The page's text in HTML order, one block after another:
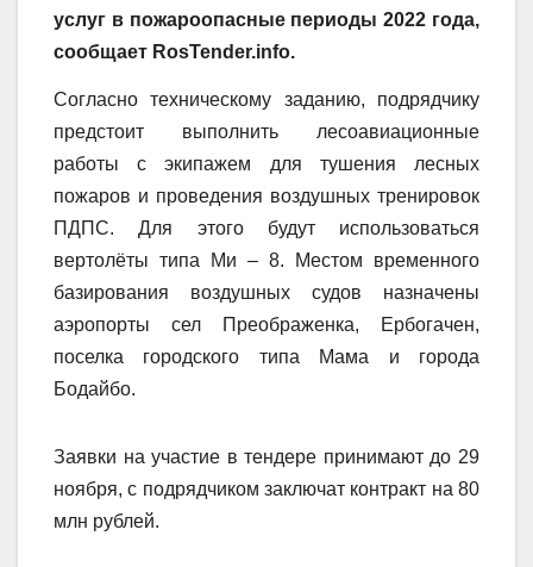
услуг в пожароопасные периоды 2022 года,
сообщает RosTender.info.
Согласно техническому заданию, подрядчику
предстоит выполнить лесоавиационные
работы с экипажем для тушения лесных
пожаров и проведения воздушных тренировок
ПДПС. Для этого будут использоваться
вертолёты типа Ми – 8. Местом временного
базирования воздушных судов назначены
аэропорты сел Преображенка, Ербогачен,
поселка городского типа Мама и города
Бодайбо.
Заявки на участие в тендере принимают до 29
ноября, с подрядчиком заключат контракт на 80
млн рублей.